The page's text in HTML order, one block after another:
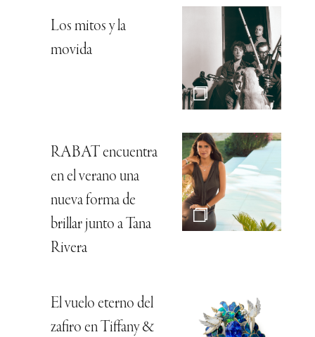
Los mitos y la
movida
RABAT encuentra
en el verano una
nueva forma de
brillar junto a Tana
Rivera
El vuelo eterno del
zafiro en Tiffany &